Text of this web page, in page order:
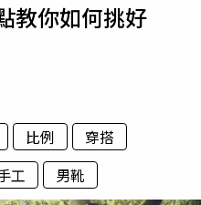
教你如何挑好
比例
穿搭
工 男靴